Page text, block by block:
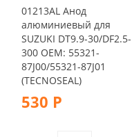
01213AL Анод
алюминиевый для
SUZUKI DT9.9-30/DF2.5-
300 OEM: 55321-
87J00/55321-87J01
(TECNOSEAL)
530 Р